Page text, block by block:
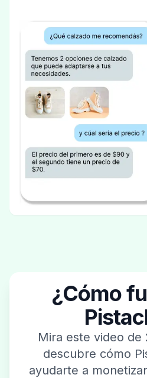
¿Cómo
Mira este video de
descubre cómo
ayudarte a